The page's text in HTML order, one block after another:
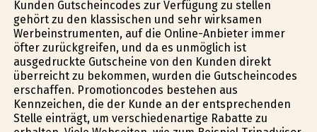
Kunden Gutscheincodes zur Verfügung zu stellen
gehört zu den klassischen und sehr wirksamen
Werbeinstrumenten, auf die Online-Anbieter immer
öfter zurückgreifen, und da es unmöglich ist
ausgedruckte Gutscheine von den Kunden direkt
überreicht zu bekommen, wurden die Gutscheincodes
erschaffen. Promotioncodes bestehen aus
Kennzeichen, die der Kunde an der entsprechenden
Stelle einträgt, um verschiedenartige Rabatte zu